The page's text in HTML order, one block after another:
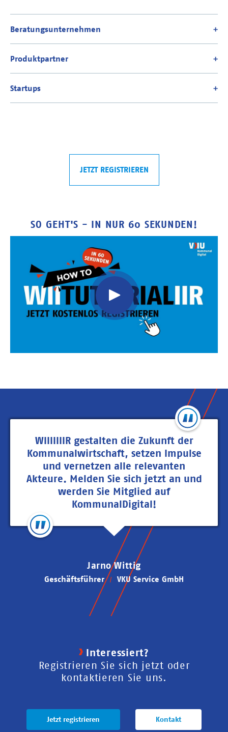
JETZT REGISTRIEREN
SO GEHT'S - IN NUR 60 SEKUNDEN!
WIIIIIIIR gestalten die Zukunft der
Kommunalwirtschaft, setzen Impulse
und vernetzen alle relevanten
Akteure. Melden Sie sich jetzt an und
werden Sie Mitglied auf
KommunalDigital!
Jarno Wittig
Geschäftsführer VKU Service GmbH
Interessiert?
Registrieren Sie sich jetzt oder
kontaktieren Sie uns.
Jetzt registrieren Kontakt